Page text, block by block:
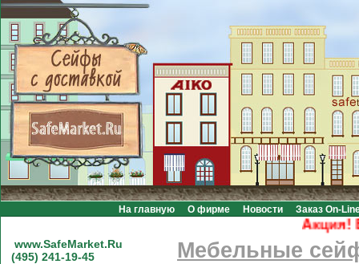
На главную О фирме Новости Заказ On-
Акция!
www.SafeMarket.Ru
(495) 241-19-45
Мебельные